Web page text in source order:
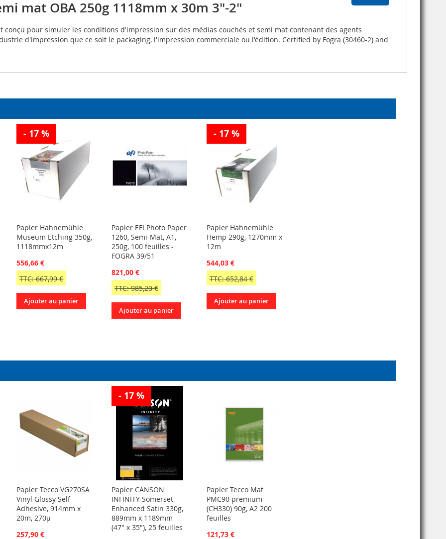
mat OBA 250g 1118mm x 30m 3"-2"
conçu pour simuler les conditions d'impression sur des médias couchés et semi mat contenant des agents
d'impression que ce soit le packaging, l'impression commerciale ou l'édition. Certified by Fogra (30460-2) and
- 17 %
Papier Hahnemühle
Museum Etching 350g,
1118mmx12m
556,66 €
TTC: 667,99 €
Ajouter au panier
Papier EFI Photo Paper
1260, Semi-Mat, A1,
250g, 100 feuilles -
FOGRA 39/51
821,00 €
TTC: 985,20 €
Ajouter au panier
- 17 %
Papier Hahnemühle
Hemp 290g, 1270mm x
12m
544,03 €
TTC: 652,84 €
Ajouter au panier
Papier Tecco VG270SA
Vinyl Glossy Self
Adhesive, 914mm x
20m, 270µ
257,90 €
- 17 %
Papier CANSON
INFINITY Somerset
Enhanced Satin 330g,
889mm x 1189mm
(47" x 35"), 25 feuilles
Papier Tecco Mat
PMC90 premium
(CH330) 90g, A2 200
feuilles
121,73 €